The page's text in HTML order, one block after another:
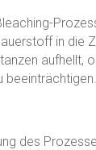
in die
aufhellt,
beeinträchtigen.
des